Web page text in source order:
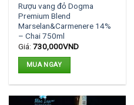
Rượu vang đỏ Dogma
Premium Blend
Marselan&Carmenere 14%
– Chai 750ml
Giá: 730,000VND
MUA NGAY